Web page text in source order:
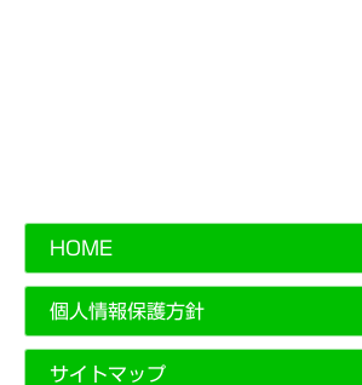
HOME
個人情報保護方針
サイトマップ